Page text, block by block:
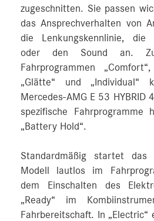
zugeschnitten. Sie passen
das Ansprechverhalten von
die Lenkungskennlinie, die
oder den Sound an.
Fahrprogrammen
„Glätte“ und „Individual“
Mercedes-AMG E 53 HYBRID
spezifische Fahrprogramme
„Battery Hold“.
Standardmäßig startet das
Modell lautlos im
dem Einschalten des
„Ready“ im
Fahrbereitschaft. In